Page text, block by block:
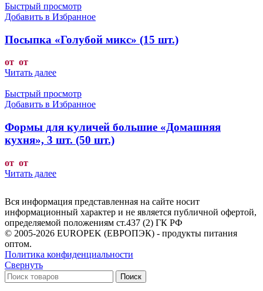
Быстрый просмотр
Добавить в Избранное
Посыпка «Голубой микс» (15 шт.)
от от
Читать далее
Быстрый просмотр
Добавить в Избранное
Формы для куличей большие «Домашняя
кухня», 3 шт. (50 шт.)
от от
Читать далее
Вся информация представленная на сайте носит
информационный характер и не является публичной офертой,
определяемой положениям ст.437 (2) ГК РФ
© 2005-2026 EUROPEK (ЕВРОПЭК) - продукты питания
оптом.
Политика конфиденциальности
Свернуть
Поиск